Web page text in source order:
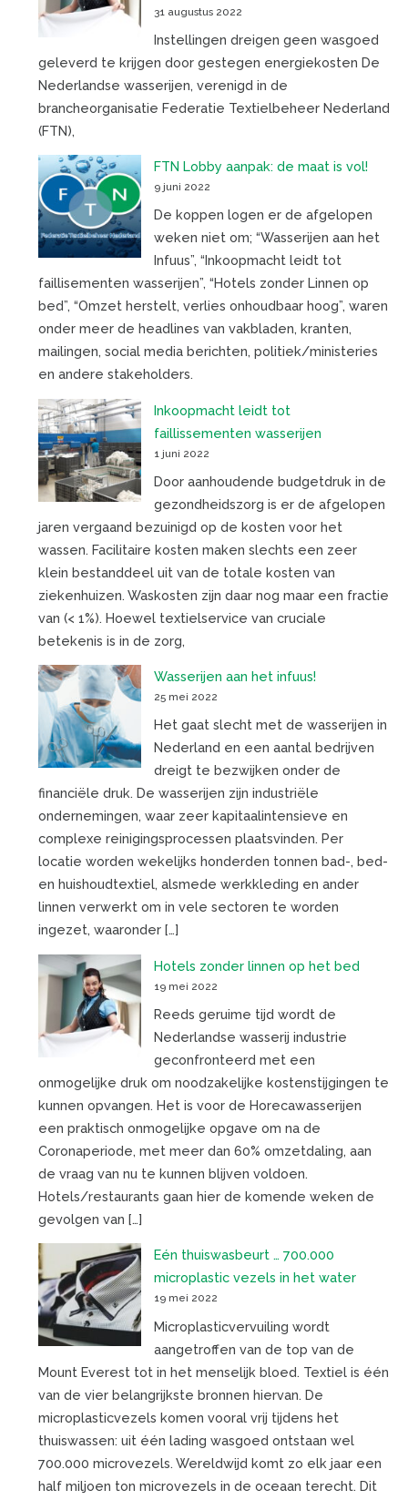
31 augustus 2022
Instellingen dreigen geen wasgoed
geleverd te krijgen door gestegen energiekosten De
Nederlandse wasserijen, verenigd in de
brancheorganisatie Federatie Textielbeheer Nederland
(FTN),
FTN Lobby aanpak: de maat is vol!
9 juni 2022
De koppen logen er de afgelopen
weken niet om; “Wasserijen aan het
Infuus”, “Inkoopmacht leidt tot
faillisementen wasserijen”, “Hotels zonder Linnen op
bed”, “Omzet herstelt, verlies onhoudbaar hoog”, waren
onder meer de headlines van vakbladen, kranten,
mailingen, social media berichten, politiek/ministeries
en andere stakeholders.
Inkoopmacht leidt tot
faillissementen wasserijen
1 juni 2022
Door aanhoudende budgetdruk in de
gezondheidszorg is er de afgelopen
jaren vergaand bezuinigd op de kosten voor het
wassen. Facilitaire kosten maken slechts een zeer
klein bestanddeel uit van de totale kosten van
ziekenhuizen. Waskosten zijn daar nog maar een fractie
van (< 1%). Hoewel textielservice van cruciale
betekenis is in de zorg,
Wasserijen aan het infuus!
25 mei 2022
Het gaat slecht met de wasserijen in
Nederland en een aantal bedrijven
dreigt te bezwijken onder de
financiële druk. De wasserijen zijn industriële
ondernemingen, waar zeer kapitaalintensieve en
complexe reinigingsprocessen plaatsvinden. Per
locatie worden wekelijks honderden tonnen bad-, bed-
en huishoudtextiel, alsmede werkkleding en ander
linnen verwerkt om in vele sectoren te worden
ingezet, waaronder […]
Hotels zonder linnen op het bed
19 mei 2022
Reeds geruime tijd wordt de
Nederlandse wasserij industrie
geconfronteerd met een
onmogelijke druk om noodzakelijke kostenstijgingen te
kunnen opvangen. Het is voor de Horecawasserijen
een praktisch onmogelijke opgave om na de
Coronaperiode, met meer dan 60% omzetdaling, aan
de vraag van nu te kunnen blijven voldoen.
Hotels/restaurants gaan hier de komende weken de
gevolgen van […]
Eén thuiswasbeurt … 700.000
microplastic vezels in het water
19 mei 2022
Microplasticvervuiling wordt
aangetroffen van de top van de
Mount Everest tot in het menselijk bloed. Textiel is één
van de vier belangrijkste bronnen hiervan. De
microplasticvezels komen vooral vrij tijdens het
thuiswassen: uit één lading wasgoed ontstaan wel
700.000 microvezels. Wereldwijd komt zo elk jaar een
half miljoen ton microvezels in de oceaan terecht. Dit